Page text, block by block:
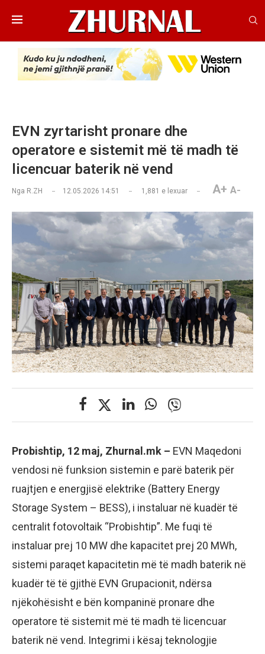
EVN zyrtarisht pronare dhe
operatore e sistemit më të madh të
licencuar baterik në vend
Nga R.ZH 12.05.2026 14:51 1,881 e lexuar A+ A-
Probishtip, 12 maj, Zhurnal.mk – EVN Maqedoni
vendosi në funksion sistemin e parë baterik për
ruajtjen e energjisë elektrike (Battery Energy
Storage System – BESS), i instaluar në kuadër të
centralit fotovoltaik “Probishtip”. Me fuqi të
instaluar prej 10 MW dhe kapacitet prej 20 MWh,
sistemi paraqet kapacitetin më të madh baterik në
kuadër të të gjithë EVN Grupacionit, ndërsa
njëkohësisht e bën kompaninë pronare dhe
operatore të sistemit më të madh të licencuar
baterik në vend. Integrimi i kësaj teknologjie